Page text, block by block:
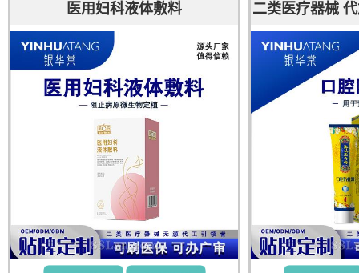
医用妇科液体敷料
二类医疗器械